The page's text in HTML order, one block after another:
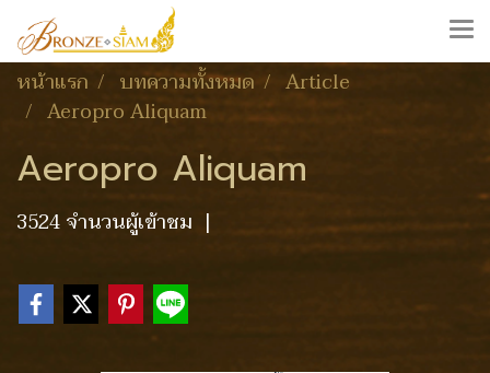
หน้าแรก บทความทั้งหมด
Article
Aeropro Aliquam
Aeropro Aliquam
3524 จำนวนผู้เข้าชม |